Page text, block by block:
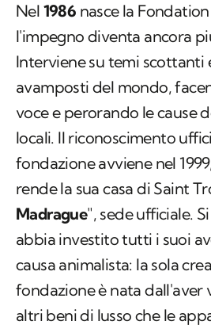
Nel 1986 nasce la
l'impegno diventa ancora
Interviene su temi scottanti
avamposti del mondo,
voce e perorando le cause
locali. Il riconoscimento
fondazione avviene nel
rende la sua casa di Saint
Madrague", sede ufficiale.
abbia investito tutti i suoi
causa animalista: la sola
fondazione è nata dall'aver
altri beni di lusso che le